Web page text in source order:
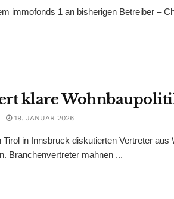
immofonds 1 an bisherigen Betreiber –
klare
19. JANUAR 2026
in Innsbruck diskutierten Vertreter aus
Branchenvertreter mahnen ...